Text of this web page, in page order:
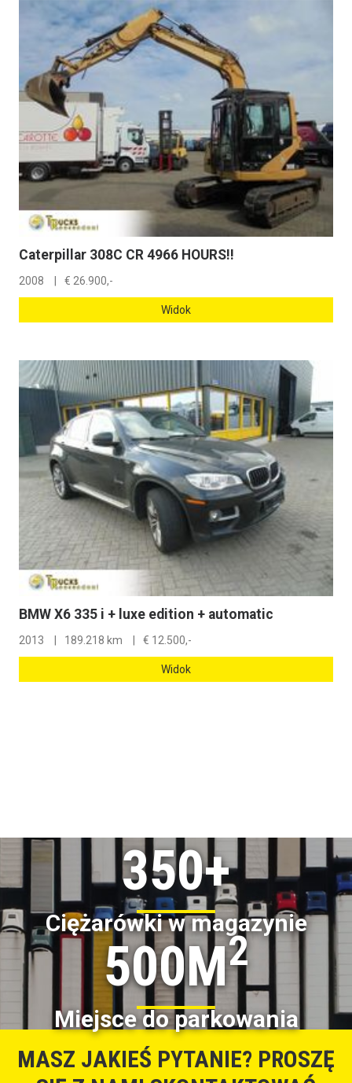
Caterpillar 308C CR 4966 HOURS!!
2008 € 26.900,-
Widok
BMW X6 335 i + luxe edition + automatic
2013 189.218 km € 12.500,-
Widok
350+
Ciężarówki w magazynie
500M2
Miejsce do parkowania
MASZ JAKIEŚ PYTANIE? PROSZĘ